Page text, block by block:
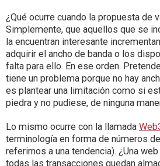
¿Qué ocurre cuando la propuesta de
Simplemente, que aquellos que se
la encuentran interesante
adquirir el ancho de banda o los
falta para ello. En ese orden.
tiene un problema porque no hay
es plantear una limitación como si
piedra y no pudiese, de ninguna
Lo mismo ocurre con la llamada
terminología en forma de números
referirnos a una tendencia). ¿Una web
todas las transacciones quedan